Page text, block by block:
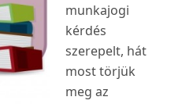
munkajogi
kérdés
szerepelt, hát
most törjük
meg az